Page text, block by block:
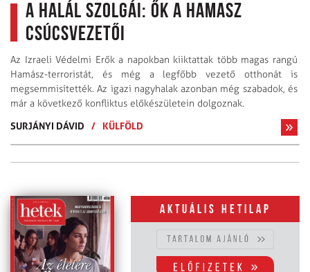
A halál szolgái: ők a Hamasz
csúcsvezetői
Az Izraeli Védelmi Erők a napokban kiiktattak több magas rangú
Hamász-terroristát, és még a legfőbb vezető otthonát is
megsemmisítették. Az igazi nagyhalak azonban még szabadok, és
már a következő konfliktus előkészületein dolgoznak.
SURJÁNYI DÁVID
/ KÜLFÖLD
Aktuális hetilap